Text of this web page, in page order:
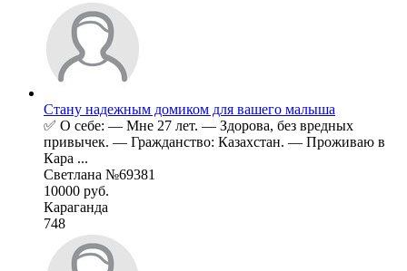
Стану надежным домиком для вашего малыша
✅ О себе: — Мне 27 лет. — Здорова, без вредных
привычек. — Гражданство: Казахстан. — Проживаю в
Кара ...
Светлана №69381
10000 руб.
Караганда
748